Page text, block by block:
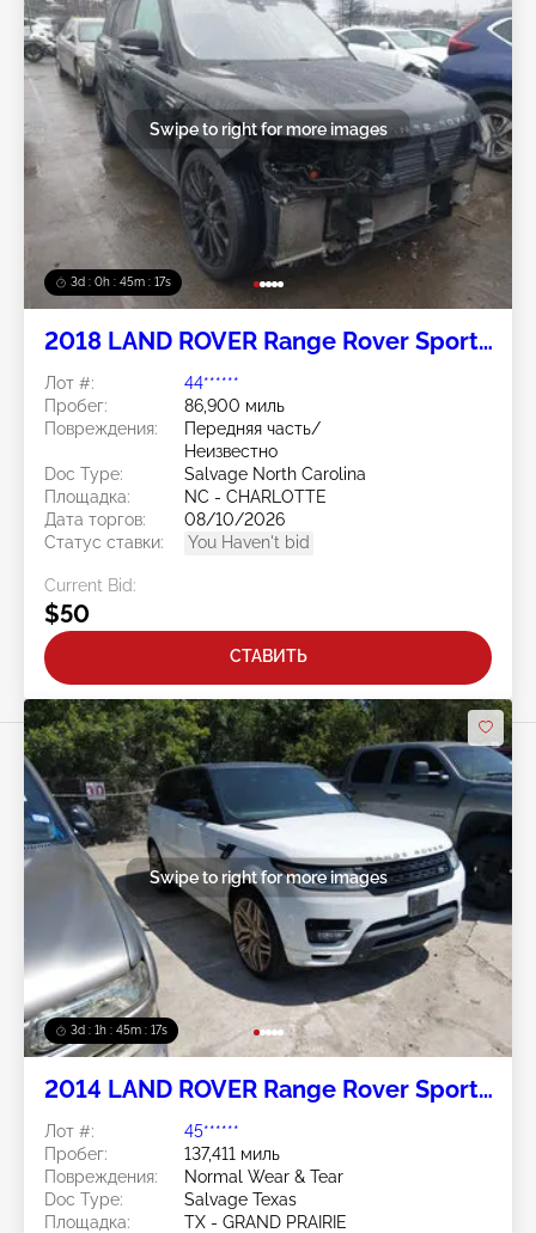
3d : 0h : 45m : 14s
Swipe to right for more images
2018 LAND ROVER Range Rover Sport
Лот #:
44******
Пробег:
86,900 миль
Повреждения:
Передняя часть/
Неизвестно
Doc Type:
Salvage North Carolina
Площадка:
NC - CHARLOTTE
Дата торгов:
08/10/2026
Статус ставки:
You Haven't bid
Current Bid:
$50
СТАВИТЬ
3d : 1h : 45m : 14s
Swipe to right for more images
2014 LAND ROVER Range Rover Sport
Лот #:
45******
Пробег:
137,411 миль
Повреждения:
Normal Wear & Tear
Doc Type:
Salvage Texas
Площадка:
TX - GRAND PRAIRIE